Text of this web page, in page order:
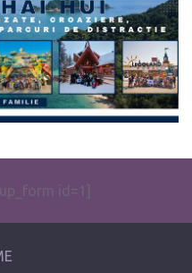
not exist.
id=1]